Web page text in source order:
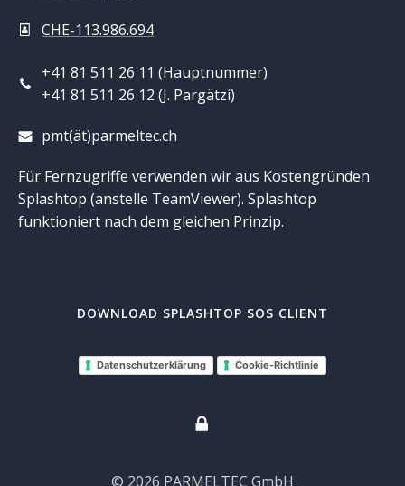
CHE-113.986.694
+41 81 511 26 11 (Hauptnummer)
+41 81 511 26 12 (J. Pargätzi)
pmt(ät)parmeltec.ch
Für Fernzugriffe verwenden wir aus Kostengründen
Splashtop (anstelle TeamViewer). Splashtop
funktioniert nach dem gleichen Prinzip.
DOWNLOAD SPLASHTOP SOS CLIENT
Datenschutzerklärung Cookie-Richtlinie
© 2026 PARMELTEC GmbH